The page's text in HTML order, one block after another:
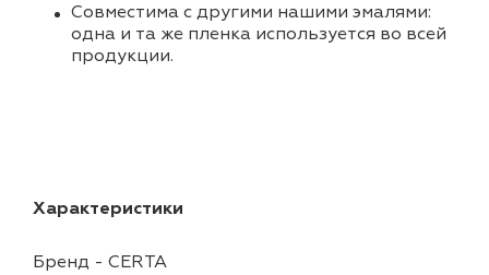
Совместима с другими нашими эмалями:
одна и та же пленка используется во всей
продукции.
Характеристики
Бренд - CERTA